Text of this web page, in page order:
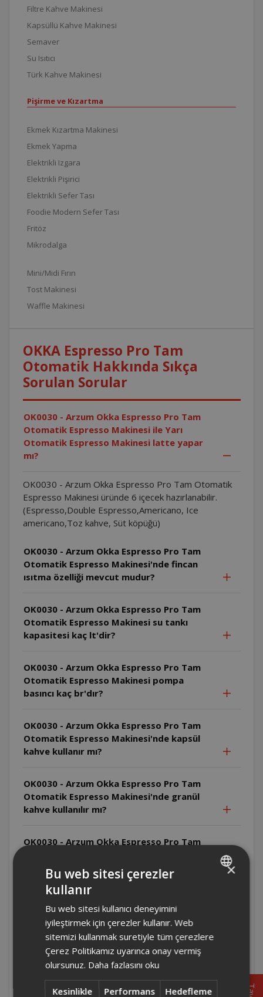
Filtre Kahve Makinesi
Kapsüllü Kahve Makinesi
Semaver
Su Isıtıcı
Türk Kahve Makinesi
Pişirme ve Kızartma
Ekmek Kızartma Makinesi
Ekmek Yapma
Elektrikli Izgara
Elektrikli Pişirici
Elektrikli Sefer Tası
Foodie Modern Sefer Tası
Fritöz
Mikrodalga
Mini/Midi Fırın
Tost Makinesi
Waffle Makinesi
OKKA Espresso Pro Tam
Otomatik Hakkında Sıkça
Sorulan Sorular
OK0030 - Arzum Okka Espresso Pro Tam
Otomatik Espresso Makinesi ile Yarı
Otomatik Espresso Makinesi latte yapar
mı?
OK0030 - Arzum Okka Espresso Pro Tam Otomatik
Espresso Makinesi üründe 6 içecek hazırlanabilir.
(Espresso,Double Espresso,Americano, Ice
americano,Toz kahve, Süt köpüğü)
OK0030 - Arzum Okka Espresso Pro Tam
Otomatik Espresso Makinesi'nde fincan
ısıtma özelliği mevcut mudur?
OK0030 - Arzum Okka Espresso Pro Tam
Otomatik Espresso Makinesi su tankı
kapasitesi kaç lt'dir?
OK0030 - Arzum Okka Espresso Pro Tam
Otomatik Espresso Makinesi pompa
basıncı kaç br'dır?
OK0030 - Arzum Okka Espresso Pro Tam
Otomatik Espresso Makinesi'nde kapsül
kahve kullanır mı?
OK0030 - Arzum Okka Espresso Pro Tam
Otomatik Espresso Makinesi'nde granül
kahve kullanılır mı?
OK0030 - Arzum Okka Espresso Pro Tam
yapar mı?
Otomatik Espresso Makinesi filtre kahve
yapar mı?
OK0030- Arzum - OKKA Espresso Pro Tam
Otomatik Espresso Makinesi'nin fincan
ısıtma özelliği var mıdır?
×
Bu web sitesi çerezler
kullanır
Bu web sitesi kullanıcı deneyimini
iyileştirmek için çerezler kullanır. Web
sitemizi kullanmak suretiyle tüm çerezlere
Çerez Politikamız uyarınca onay vermiş
olursunuz. Daha fazlasını oku
Kesinlikle
Performans
Hedefleme